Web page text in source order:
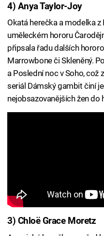
4) Anya Taylor-Joy
Okatá herečka a modelka
uměleckém hororu
připsala řadu dalších
Marrowbone či Skleněný.
a Poslední noc v Soho, což
seriál Dámský gambit činí
nejobsazovanějších žen do
3) Chloë Grace Moretz